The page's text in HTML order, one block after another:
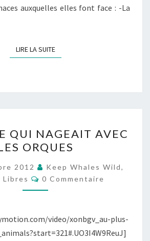
auxquelles elles font face : -La
LIRE LA SUITELIRE LA SUITE
FEMME
QUI
NAGEAIT
AVEC
LES
QUI NAGEAIT AVEC
ORQUES
2012
Keep Whales Wild,
Libres
Commentaires
0 Commentaire
video/xonbgv_au-plus-